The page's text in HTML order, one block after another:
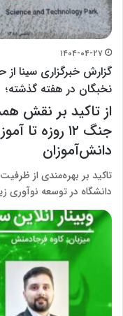
۱۴۰۴-۰۴-۲۷
گزارش خبرگزاری سینا
نخبگان در هفته گذشته؛
از تاکید بر نقش
جنگ ۱۲
دانش‌آموزان
تاکید بر بهره‌مندی از
دانشگاه در توسعه